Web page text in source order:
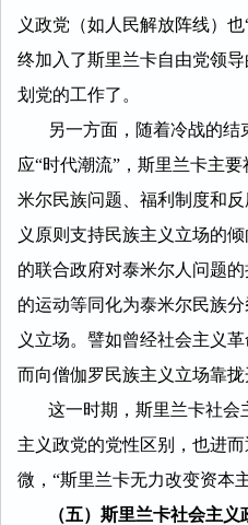
义政党（如人民解放阵线）
终加入了斯里兰卡自由党领
划党的工作了。
另一方面，随着冷战的结
应“时代潮流”，斯里兰卡主
米尔民族问题、福利制度和
义原则支持民族主义立场的
的联合政府对泰米尔人问题
的运动等同化为泰米尔民族
义立场。譬如曾经社会主义
而向僧伽罗民族主义立场靠
这一时期，斯里兰卡社会
主义政党的党性区别，也进
微，“斯里兰卡无力改变资本
（五）斯里兰卡社会主义